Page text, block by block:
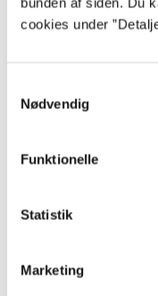
cookies under
Nødvendig
Funktionelle
Statistik
Marketing
...